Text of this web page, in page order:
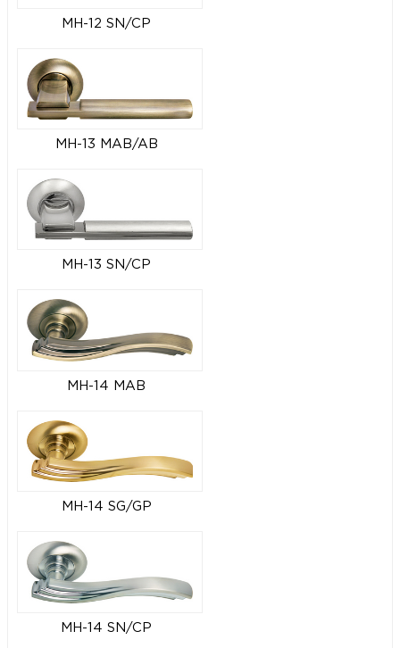
MH-12 SN/CP
MH-13 MAB/AB
MH-13 SN/CP
MH-14 MAB
MH-14 SG/GP
MH-14 SN/CP